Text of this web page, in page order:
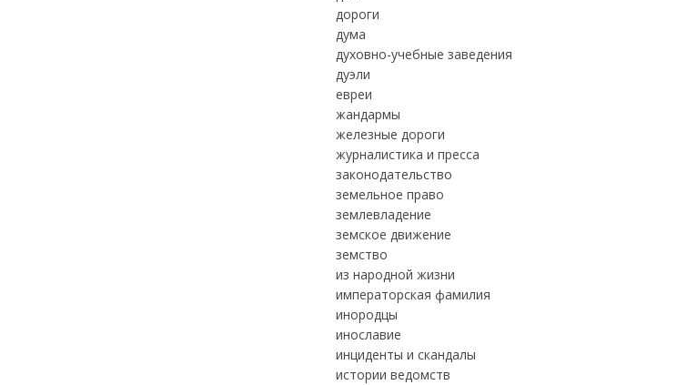
дороги
дума
духовно-учебные заведения
дуэли
евреи
жандармы
железные дороги
журналистика и пресса
законодательство
земельное право
землевладение
земское движение
земство
из народной жизни
императорская фамилия
инородцы
инославие
инциденты и скандалы
истории ведомств